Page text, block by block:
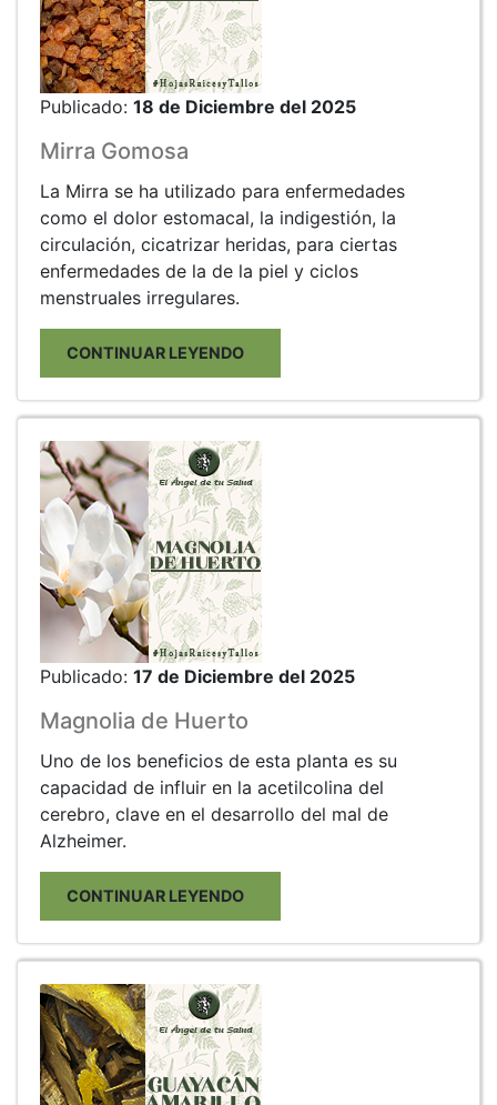
Publicado: 18 de Diciembre del 2025
Mirra Gomosa
La Mirra se ha utilizado para enfermedades
como el dolor estomacal, la indigestión, la
circulación, cicatrizar heridas, para ciertas
enfermedades de la de la piel y ciclos
menstruales irregulares.
CONTINUAR LEYENDO
Publicado: 17 de Diciembre del 2025
Magnolia de Huerto
Uno de los beneficios de esta planta es su
capacidad de influir en la acetilcolina del
cerebro, clave en el desarrollo del mal de
Alzheimer.
CONTINUAR LEYENDO